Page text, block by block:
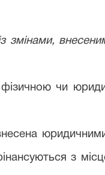
змінами,
чи
з